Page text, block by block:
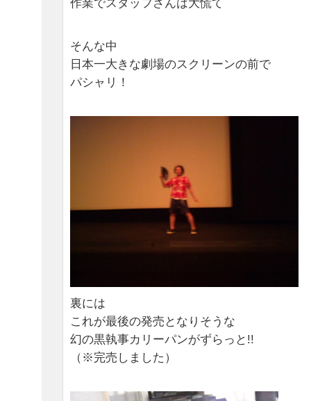
作業でスタッフさんは大慌て
そんな中
日本一大きな劇場のスクリーンの前で
パシャリ！
裏には
これが最後の発売となりそうな
幻の黒執事カリーパンがずらっと!!
（※完売しました）